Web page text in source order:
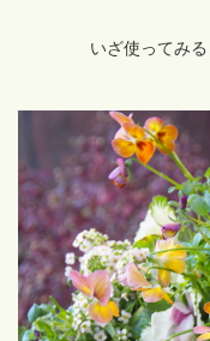
いざ使ってみ